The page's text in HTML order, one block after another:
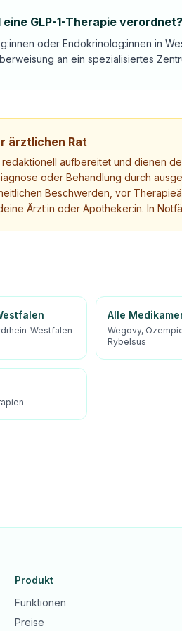
GLP-1-Therapie verordnet?
oder Endokrinolog:innen in
an ein spezialisiertes
ärztlichen Rat
aufbereitet und dienen
oder Behandlung durch
Beschwerden, vor
Ärzt:in oder Apotheker:in. In
Westfalen
Alle
Wegovy,
Rybelsus
Produkt
Funktionen
Preise